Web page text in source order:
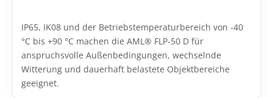
IP65, IK08 und der Betriebstemperaturbereich von -40
°C bis +90 °C machen die AML® FLP-50 D für
anspruchsvolle Außenbedingungen, wechselnde
Witterung und dauerhaft belastete Objektbereiche
geeignet.